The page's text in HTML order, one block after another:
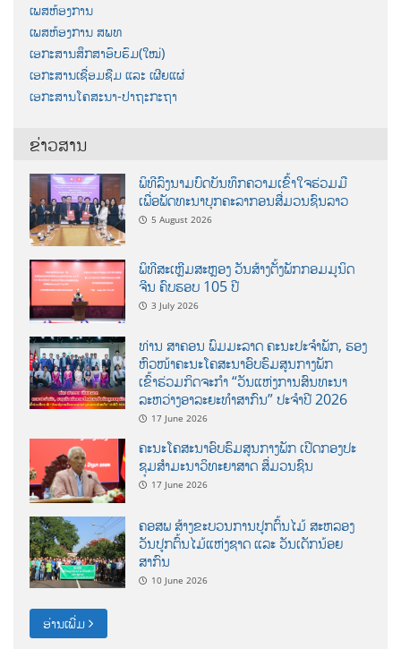
ເພສຫ້ອງການ
ເພສຫ້ອງການ ສພທ
ເອກະສານສຶກສາອົບຮົມ(ໃໝ່)
ເອກະສານເຊື່ອມຊືມ ແລະ ເຜີຍແຜ່
ເອກະສານໂຄສະນາ-ປາຖະກະຖາ
ຂ່າວສານ
ພິທີລົງນາມບົດບັນທຶກຄວາມເຂົ້າໃຈຮ່ວມມື
ເພື່ອພັດທະນາບຸກຄະລາກອນສື່ມວນຊົນລາວ
5 August 2026
ພິທີສະເຫຼີມສະຫຼອງ ວັນສ້າງຕັ້ງພັກກອມມູນິດ
ຈີນ ຄົບຮອບ 105 ປີ
3 July 2026
ທ່ານ ສາຄອນ ພົມມະລາດ ຄະນະປະຈໍາພັກ, ຮອງ
ຫົວໜ້າຄະນະໂຄສະນາອົບຮົມສູນກາງພັກ
ເຂົ້າຮ່ວມກິດຈະກຳ “ວັນແຫ່ງການສົນທະນາ
ລະຫວ່າງອາລະຍະທຳສາກົນ” ປະຈຳປີ 2026
17 June 2026
ຄະນະໂຄສະນາອົບຮົມສູນກາງພັກ ເປີດກອງປະ
ຊຸມສຳມະນາວິທະຍາສາດ ສຶ່ມວນຊົນ
17 June 2026
ຄອສພ ສ້າງຂະບວນການປູກຕົ້ນໄມ້ ສະຫລອງ
ວັນປູກຕົ້ນໄມ້ແຫ່ງຊາດ ແລະ ວັນເດັກນ້ອຍ
ສາກົນ
10 June 2026
ອ່ານເພີ່ມ